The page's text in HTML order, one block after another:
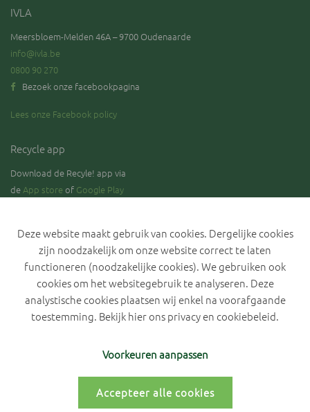
IVLA
Meersbloem-Melden 46A – 9700 Oudenaarde
info@ivla.be
0800 90 270
Bezoek onze facebookpagina
Lees onze Facebook policy
Recycle app
Download de Recyle! app via
deApp store of Google Play
Blijf op de hoogte over de stand van zaken rond de selectieve
inzameling van GFT.
Privacyverklaring IVLA
Deze website maakt gebruik van cookies. Dergelijke cookies
zijn noodzakelijk om onze website correct te laten
functioneren (noodzakelijke cookies). We gebruiken ook
cookies om het websitegebruik te analyseren. Deze
analystische cookies plaatsen wij enkel na voorafgaande
toestemming. Bekijk hier onsprivacy en cookiebeleid.
Voorkeuren aanpassen
Accepteer alle cookies